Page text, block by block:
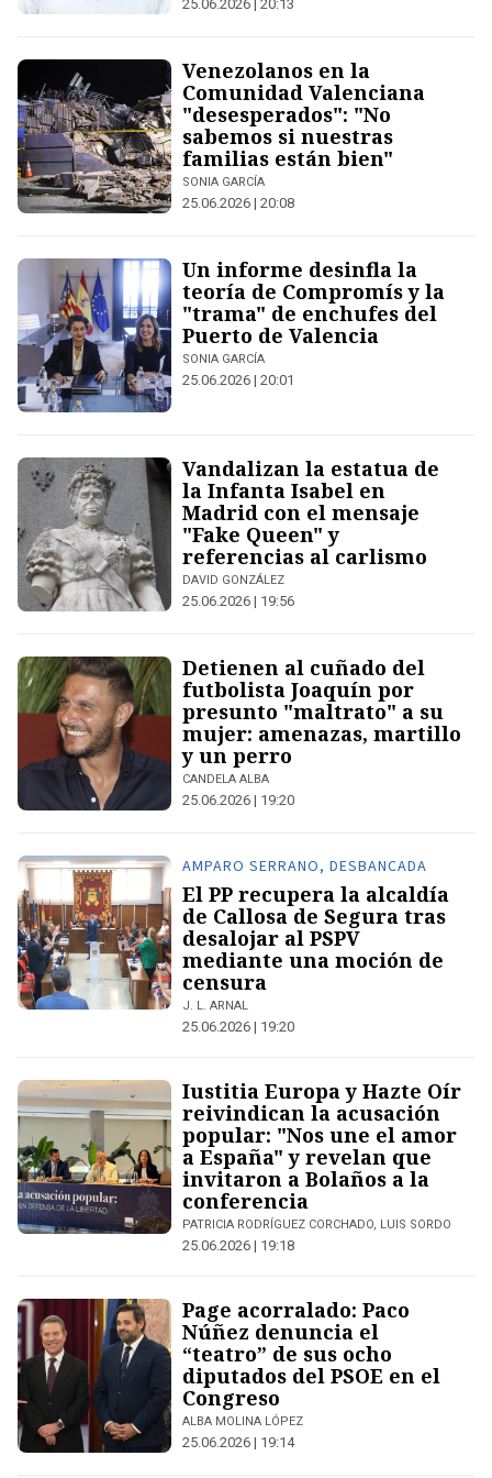
25.06.2026 | 20:13
Venezolanos en la
Comunidad Valenciana
"desesperados": "No
sabemos si nuestras
familias están bien"
SONIA GARCÍA
25.06.2026 | 20:08
Un informe desinfla la
teoría de Compromís y la
"trama" de enchufes del
Puerto de Valencia
SONIA GARCÍA
25.06.2026 | 20:01
Vandalizan la estatua de
la Infanta Isabel en
Madrid con el mensaje
"Fake Queen" y
referencias al carlismo
DAVID GONZÁLEZ
25.06.2026 | 19:56
Detienen al cuñado del
futbolista Joaquín por
presunto "maltrato" a su
mujer: amenazas, martillo
y un perro
CANDELA ALBA
25.06.2026 | 19:20
AMPARO SERRANO, DESBANCADA
El PP recupera la alcaldía
de Callosa de Segura tras
desalojar al PSPV
mediante una moción de
censura
J. L. ARNAL
25.06.2026 | 19:20
Iustitia Europa y Hazte Oír
reivindican la acusación
popular: "Nos une el amor
a España" y revelan que
invitaron a Bolaños a la
conferencia
PATRICIA RODRÍGUEZ CORCHADO, LUIS SORDO
25.06.2026 | 19:18
Page acorralado: Paco
Núñez denuncia el
“teatro” de sus ocho
diputados del PSOE en el
Congreso
ALBA MOLINA LÓPEZ
25.06.2026 | 19:14